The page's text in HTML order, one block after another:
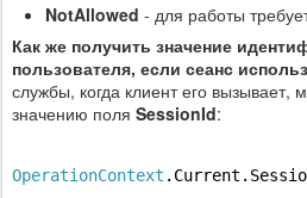
NotAllowed - для работы
Как же получить значение
пользователя, если сеанс
службы, когда клиент его вызывает,
значению поля SessionId:
OperationContext